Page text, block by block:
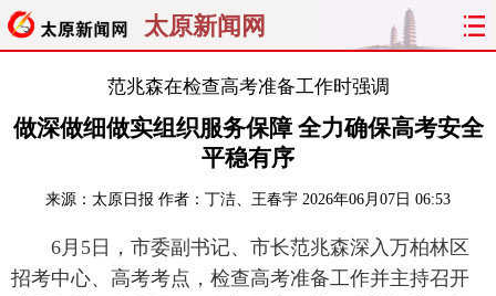
太原新闻网
聚焦 太原
经济 关注 文明 出行
纵横 曝光 综合 专题
旅游 理财 政务 教育
范兆森在检查高考准备工作时强调
做深做细做实组织服务保障 全力确保高考安全
平稳有序
来源： 太原日报 作者：丁洁、王春宇 2026年06月07日 06:53
6月5日，市委副书记、市长范兆森深入万柏林区
招考中心、高考考点，检查高考准备工作并主持召开